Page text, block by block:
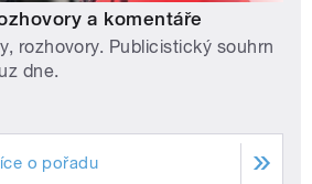
a komentáře
rozhovory. Publicistický souhrn
dne.
o pořadu